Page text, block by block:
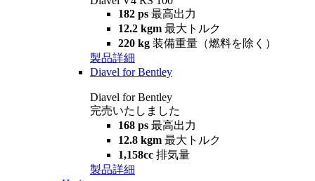
182 ps 最高出力
12.2 kgm 最大トルク
220 kg 装備重量（燃料を除く）
製品詳細
Diavel for Bentley
Diavel for Bentley
完売いたしました
168 ps 最高出力
12.8 kgm 最大トルク
1,158cc 排気量
製品詳細